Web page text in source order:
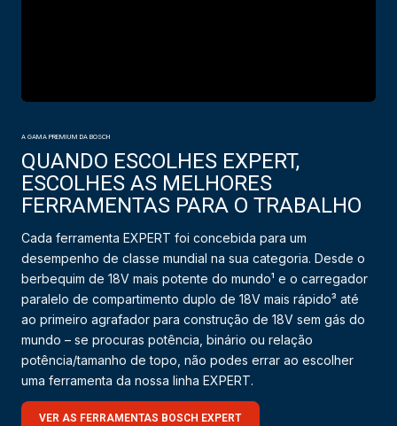
A GAMA PREMIUM DA BOSCH
QUANDO ESCOLHES EXPERT,
ESCOLHES AS MELHORES
FERRAMENTAS PARA O TRABALHO
Cada ferramenta EXPERT foi concebida para um
desempenho de classe mundial na sua categoria. Desde o
berbequim de 18V mais potente do mundo¹ e o carregador
paralelo de compartimento duplo de 18V mais rápido³ até
ao primeiro agrafador para construção de 18V sem gás do
mundo – se procuras potência, binário ou relação
potência/tamanho de topo, não podes errar ao escolher
uma ferramenta da nossa linha EXPERT.
VER AS FERRAMENTAS BOSCH EXPERT